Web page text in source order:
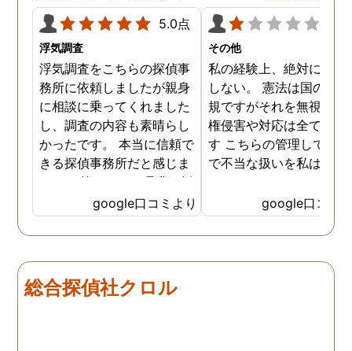
5.0点
浮気調査
浮気調査をこちらの探偵事
務所に依頼しましたが親身
に相談に乗ってくれました
し、調査の内容も素晴らし
かったです。 本当に信頼で
きる探偵事務所だと感じま
した。 皆さんにも是非お勧
めしたいと思います。
google口コミより
その他
私の経験上、絶対にお勧
しない。 憲法は国の最
規ですがそれを無視した
権侵害や対応は全て違法
す こちらの管理してい
で不当な扱いを私は受け
google口コミ
総合探偵社クロル